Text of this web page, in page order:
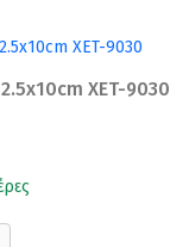
XET-9030